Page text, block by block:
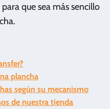
para que sea más sencillo
plancha
según su mecanismo
de nuestra tienda